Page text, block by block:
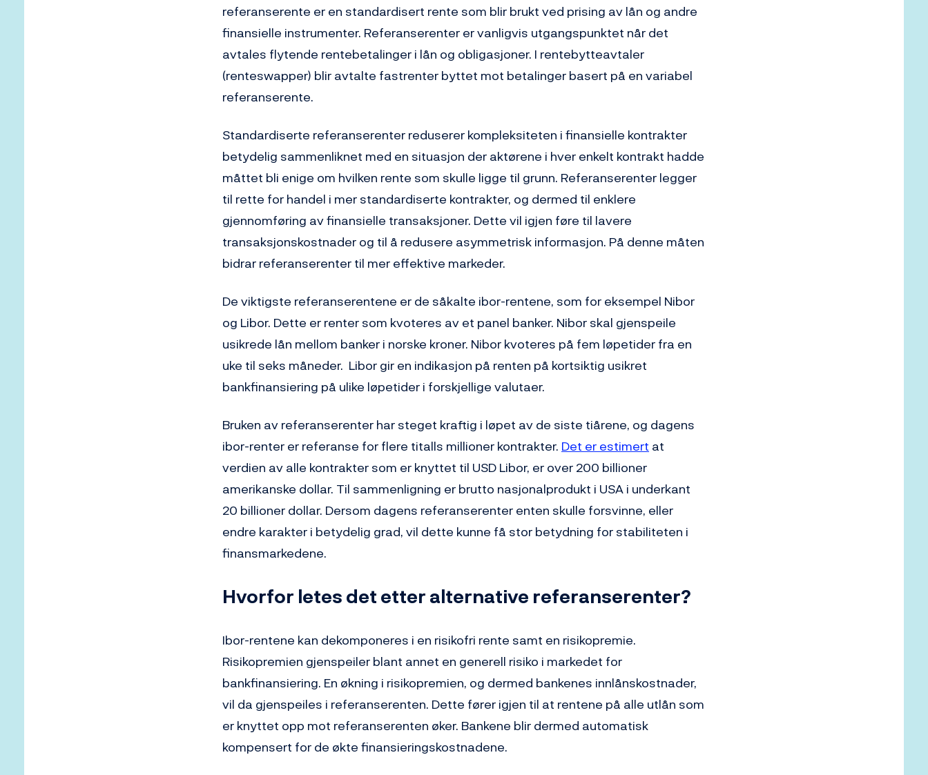
referanserente er en standardisert rente som blir brukt ved prising av lån og andre
finansielle instrumenter. Referanserenter er vanligvis utgangspunktet når det
avtales flytende rentebetalinger i lån og obligasjoner. I rentebytteavtaler
(renteswapper) blir avtalte fastrenter byttet mot betalinger basert på en variabel
referanserente.
Standardiserte referanserenter reduserer kompleksiteten i finansielle kontrakter
betydelig sammenliknet med en situasjon der aktørene i hver enkelt kontrakt hadde
måttet bli enige om hvilken rente som skulle ligge til grunn. Referanserenter legger
til rette for handel i mer standardiserte kontrakter, og dermed til enklere
gjennomføring av finansielle transaksjoner. Dette vil igjen føre til lavere
transaksjonskostnader og til å redusere asymmetrisk informasjon. På denne måten
bidrar referanserenter til mer effektive markeder.
De viktigste referanserentene er de såkalte ibor-rentene, som for eksempel Nibor
og Libor. Dette er renter som kvoteres av et panel banker. Nibor skal gjenspeile
usikrede lån mellom banker i norske kroner. Nibor kvoteres på fem løpetider fra en
uke til seks måneder. Libor gir en indikasjon på renten på kortsiktig usikret
bankfinansiering på ulike løpetider i forskjellige valutaer.
Bruken av referanserenter har steget kraftig i løpet av de siste tiårene, og dagens
ibor-renter er referanse for flere titalls millioner kontrakter. Det er estimert at
verdien av alle kontrakter som er knyttet til USD Libor, er over 200 billioner
amerikanske dollar. Til sammenligning er brutto nasjonalprodukt i USA i underkant
20 billioner dollar. Dersom dagens referanserenter enten skulle forsvinne, eller
endre karakter i betydelig grad, vil dette kunne få stor betydning for stabiliteten i
finansmarkedene.
Hvorfor letes det etter alternative referanserenter?
Ibor-rentene kan dekomponeres i en risikofri rente samt en risikopremie.
Risikopremien gjenspeiler blant annet en generell risiko i markedet for
bankfinansiering. En økning i risikopremien, og dermed bankenes innlånskostnader,
vil da gjenspeiles i referanserenten. Dette fører igjen til at rentene på alle utlån som
er knyttet opp mot referanserenten øker. Bankene blir dermed automatisk
kompensert for de økte finansieringskostnadene.